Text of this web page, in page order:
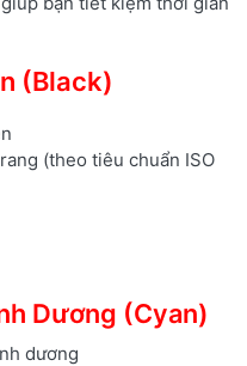
(Black)
(theo tiêu chuẩn ISO
Dương (Cyan)
dương